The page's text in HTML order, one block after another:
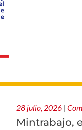
28 julio, 2026 |
Mintrabajo,